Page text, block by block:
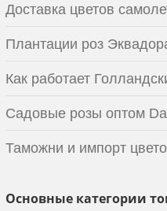
Доставка цветов
Плантации роз
Как работает
Садовые розы оптом
Таможни и импорт
Основные категории